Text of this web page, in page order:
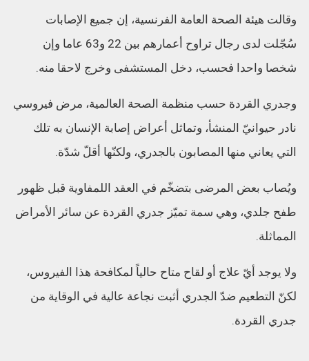
وقالت هيئة الصحة العامة الفرنسية، إن جميع الإصابات
سُجّلت لدى رجال تراوح أعمارهم بين 22 و63 عاما وإن
شخصا واحدا فحسب، دخل المستشفى وخرج لاحقا منه.
وجدري القردة حسب منظمة الصحة العالمية، مرض فيروسي
نادر حيوانيّ المنشأ، وتماثل أعراض إصابة الإنسان به تلك
التي يعاني منها المصابون بالجدري، ولكنّها أقلّ شدّة.
ويُصاب بعض المرضى بتضخّم في العقد اللمفاوية قبل ظهور
طفح جلدي، وهي سمة تميّز جدري القردة عن سائر الأمراض
المماثلة.
ولا يوجد أيّ علاج أو لقاح متاح حالياً لمكافحة هذا الفيروس،
لكنّ التطعيم ضدّ الجدري أثبت نجاعة عالية في الوقاية من
جدري القردة.